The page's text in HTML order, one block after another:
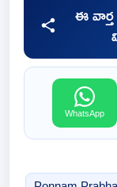
ఈ వార్త
WhatsApp